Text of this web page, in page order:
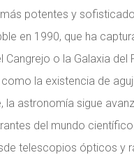
potentes y
en 1990, que ha
Cangrejo o la Galaxia
la existencia de
la astronomía sigue
del mundo
telescopios ópticos y